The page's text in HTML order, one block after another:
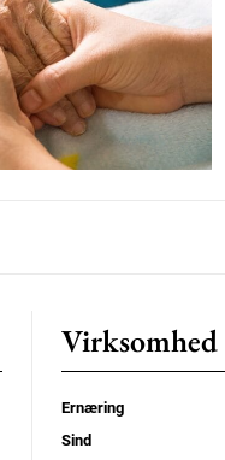
Virksomhed
Ernæring
Sind